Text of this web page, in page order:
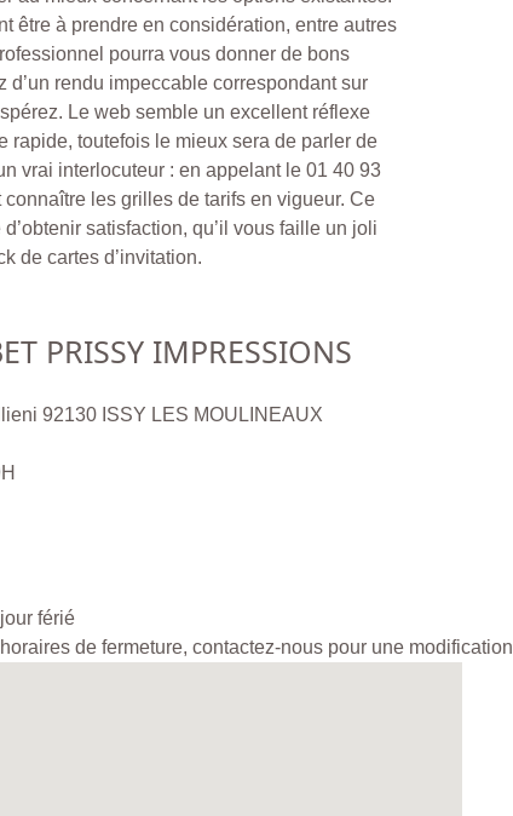
être à prendre en considération, entre autres
pourra vous donner de bons
rendu impeccable correspondant sur
Le web semble un excellent réflexe
rapide, toutefois le mieux sera de parler de
vrai interlocuteur : en appelant le 01 40 93
les grilles de tarifs en vigueur. Ce
satisfaction, qu’il vous faille un joli
de cartes d’invitation.
PRISSY IMPRESSIONS
92130 ISSY LES MOULINEAUX
férié
de fermeture, contactez-nous pour une modification